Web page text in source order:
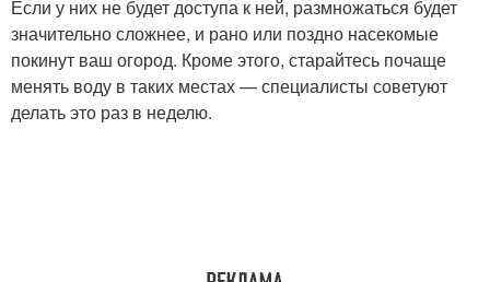
Если у них не будет доступа к ней, размножаться будет
значительно сложнее, и рано или поздно насекомые
покинут ваш огород. Кроме этого, старайтесь почаще
менять воду в таких местах — специалисты советуют
делать это раз в неделю.